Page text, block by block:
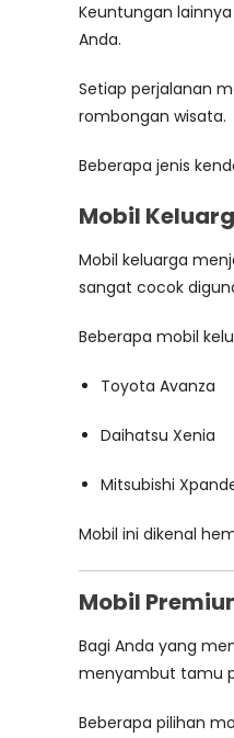
Keuntungan
Anda.
Setiap perjalanan
rombongan wisata.
Beberapa jenis
Mobil
Mobil keluarga
sangat cocok
Beberapa mobil
Toyota Avanza
Daihatsu Xenia
Mitsubishi
Mobil ini dikenal
Mobil
Bagi Anda yang
menyambut tamu
Beberapa pilihan